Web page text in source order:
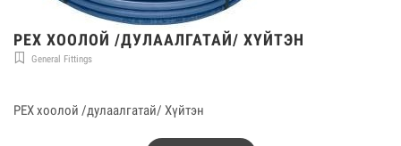
PEX ХООЛОЙ /ДУЛААЛГАТАЙ/ ХҮЙТЭН
General Fittings
PEX хоолой /дулаалгатай/ Хүйтэн